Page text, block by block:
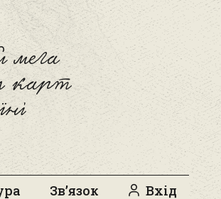
мега
карт
Зв’язок Вхід